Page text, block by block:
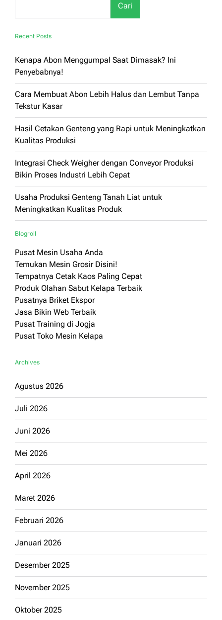
Bagaimana
Cara
Cari
Recent Posts
Kenapa Abon Menggumpal Saat Dimasak? Ini
Penyebabnya!
Cara Membuat Abon Lebih Halus dan Lembut Tanpa
Tekstur Kasar
Hasil Cetakan Genteng yang Rapi untuk Meningkatkan
Kualitas Produksi
Integrasi Check Weigher dengan Conveyor Produksi
Bikin Proses Industri Lebih Cepat
Usaha Produksi Genteng Tanah Liat untuk
Meningkatkan Kualitas Produk
Blogroll
Pusat Mesin Usaha Anda
Temukan Mesin Grosir Disini!
Tempatnya Cetak Kaos Paling Cepat
Produk Olahan Sabut Kelapa Terbaik
Pusatnya Briket Ekspor
Jasa Bikin Web Terbaik
Pusat Training di Jogja
Pusat Toko Mesin Kelapa
Archives
Agustus 2026
Juli 2026
Juni 2026
Mei 2026
April 2026
Maret 2026
Februari 2026
Januari 2026
Desember 2025
November 2025
Oktober 2025